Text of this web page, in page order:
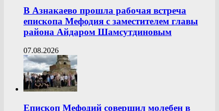
В Азнакаево прошла рабочая встреча
епископа Мефодия с заместителем главы
района Айдаром Шамсутдиновым
07.08.2026
Епископ Мефодий совершил молебен в